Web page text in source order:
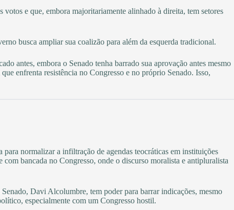
e que, embora majoritariamente alinhado à direita, tem setores
busca ampliar sua coalizão para além da esquerda tradicional.
antes, embora o Senado tenha barrado sua aprovação antes mesmo
enfrenta resistência no Congresso e no próprio Senado. Isso,
normalizar a infiltração de agendas teocráticas em instituições
bancada no Congresso, onde o discurso moralista e antipluralista
Davi Alcolumbre, tem poder para barrar indicações, mesmo
especialmente com um Congresso hostil.